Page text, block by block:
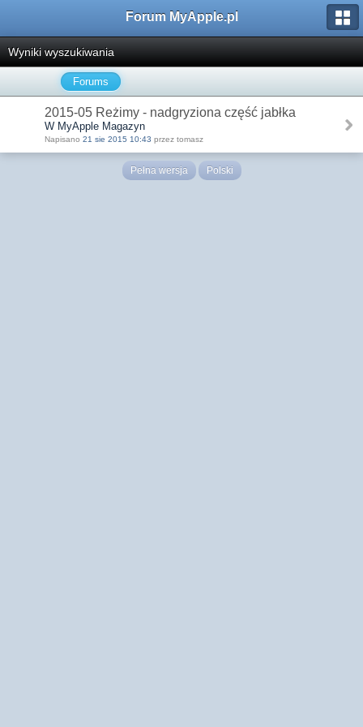
Forum MyApple.pl
Wyniki wyszukiwania
Forums
2015-05 Reżimy - nadgryziona część jabłka
W MyApple Magazyn
Napisano 21 sie 2015 10:43 przez tomasz
Pełna wersja Polski